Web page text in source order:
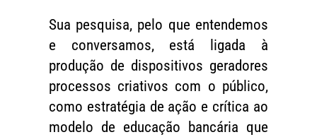
Sua pesquisa, pelo que entendemos
e conversamos, está ligada à
produção de dispositivos geradores
processos criativos com o público,
como estratégia de ação e crítica ao
modelo de educação bancária que